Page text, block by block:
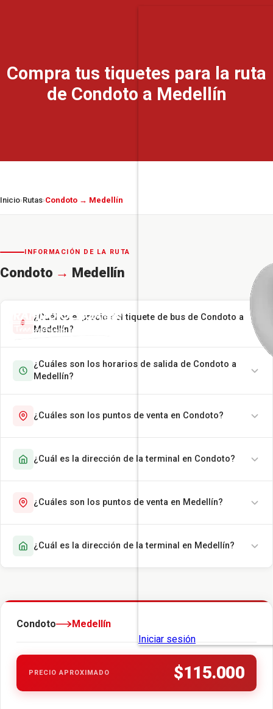
Compra tus tiquetes para la ruta
de Condoto a Medellín
Inicio›Rutas›Condoto → Medellín
INFORMACIÓN DE LA RUTA
Condoto → Medellín
¿Cuál es el precio del tiquete de bus de Condoto a
Medellín?
¿Cuáles son los horarios de salida de Condoto a
Medellín?
¿Cuáles son los puntos de venta en Condoto?
¿Cuál es la dirección de la terminal en Condoto?
¿Cuáles son los puntos de venta en Medellín?
¿Cuál es la dirección de la terminal en Medellín?
Condoto Medellín
PRECIO APROXIMADO $115.000